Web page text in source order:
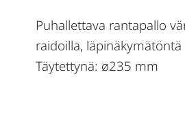
Puhallettava rantapallo
raidoilla, läpinäkymätöntä
Täytettynä: ø235 mm